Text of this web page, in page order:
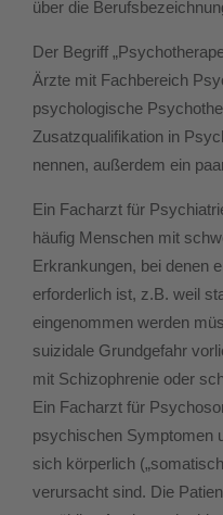
über die
Der Begriff
Ärzte mit Fachbereich
psychologische
Zusatzqualifikation in
nennen, außerdem ein
Ein Facharzt für
häufig Menschen mit
Erkrankungen, bei denen
erforderlich ist, z.B. weil
eingenommen werden
suizidale Grundgefahr
mit Schizophrenie oder
Ein Facharzt für
psychischen Symptomen
sich körperlich
verursacht sind. Die